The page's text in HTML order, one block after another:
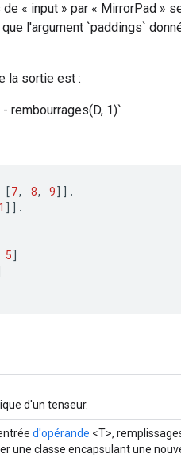
« input » par « MirrorPad »
l'argument `paddings`
la sortie est :
rembourrages(D, 1)`
[7, 8, 9]] .
1 ]] .
5]
d'un tenseur.
d'opérande <T>,
une classe encapsulant une